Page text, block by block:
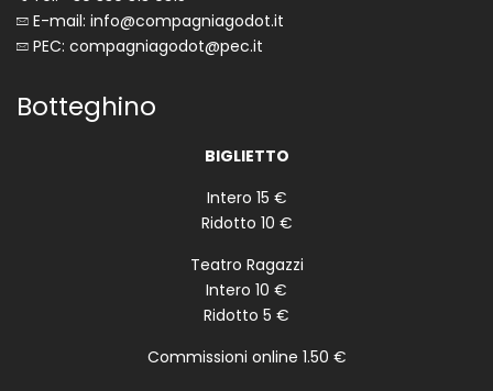
E-mail: info@compagniagodot.it
PEC: compagniagodot@pec.it
Botteghino
BIGLIETTO
Intero 15 €
Ridotto 10 €
Teatro Ragazzi
Intero 10 €
Ridotto 5 €
Commissioni online 1.50 €